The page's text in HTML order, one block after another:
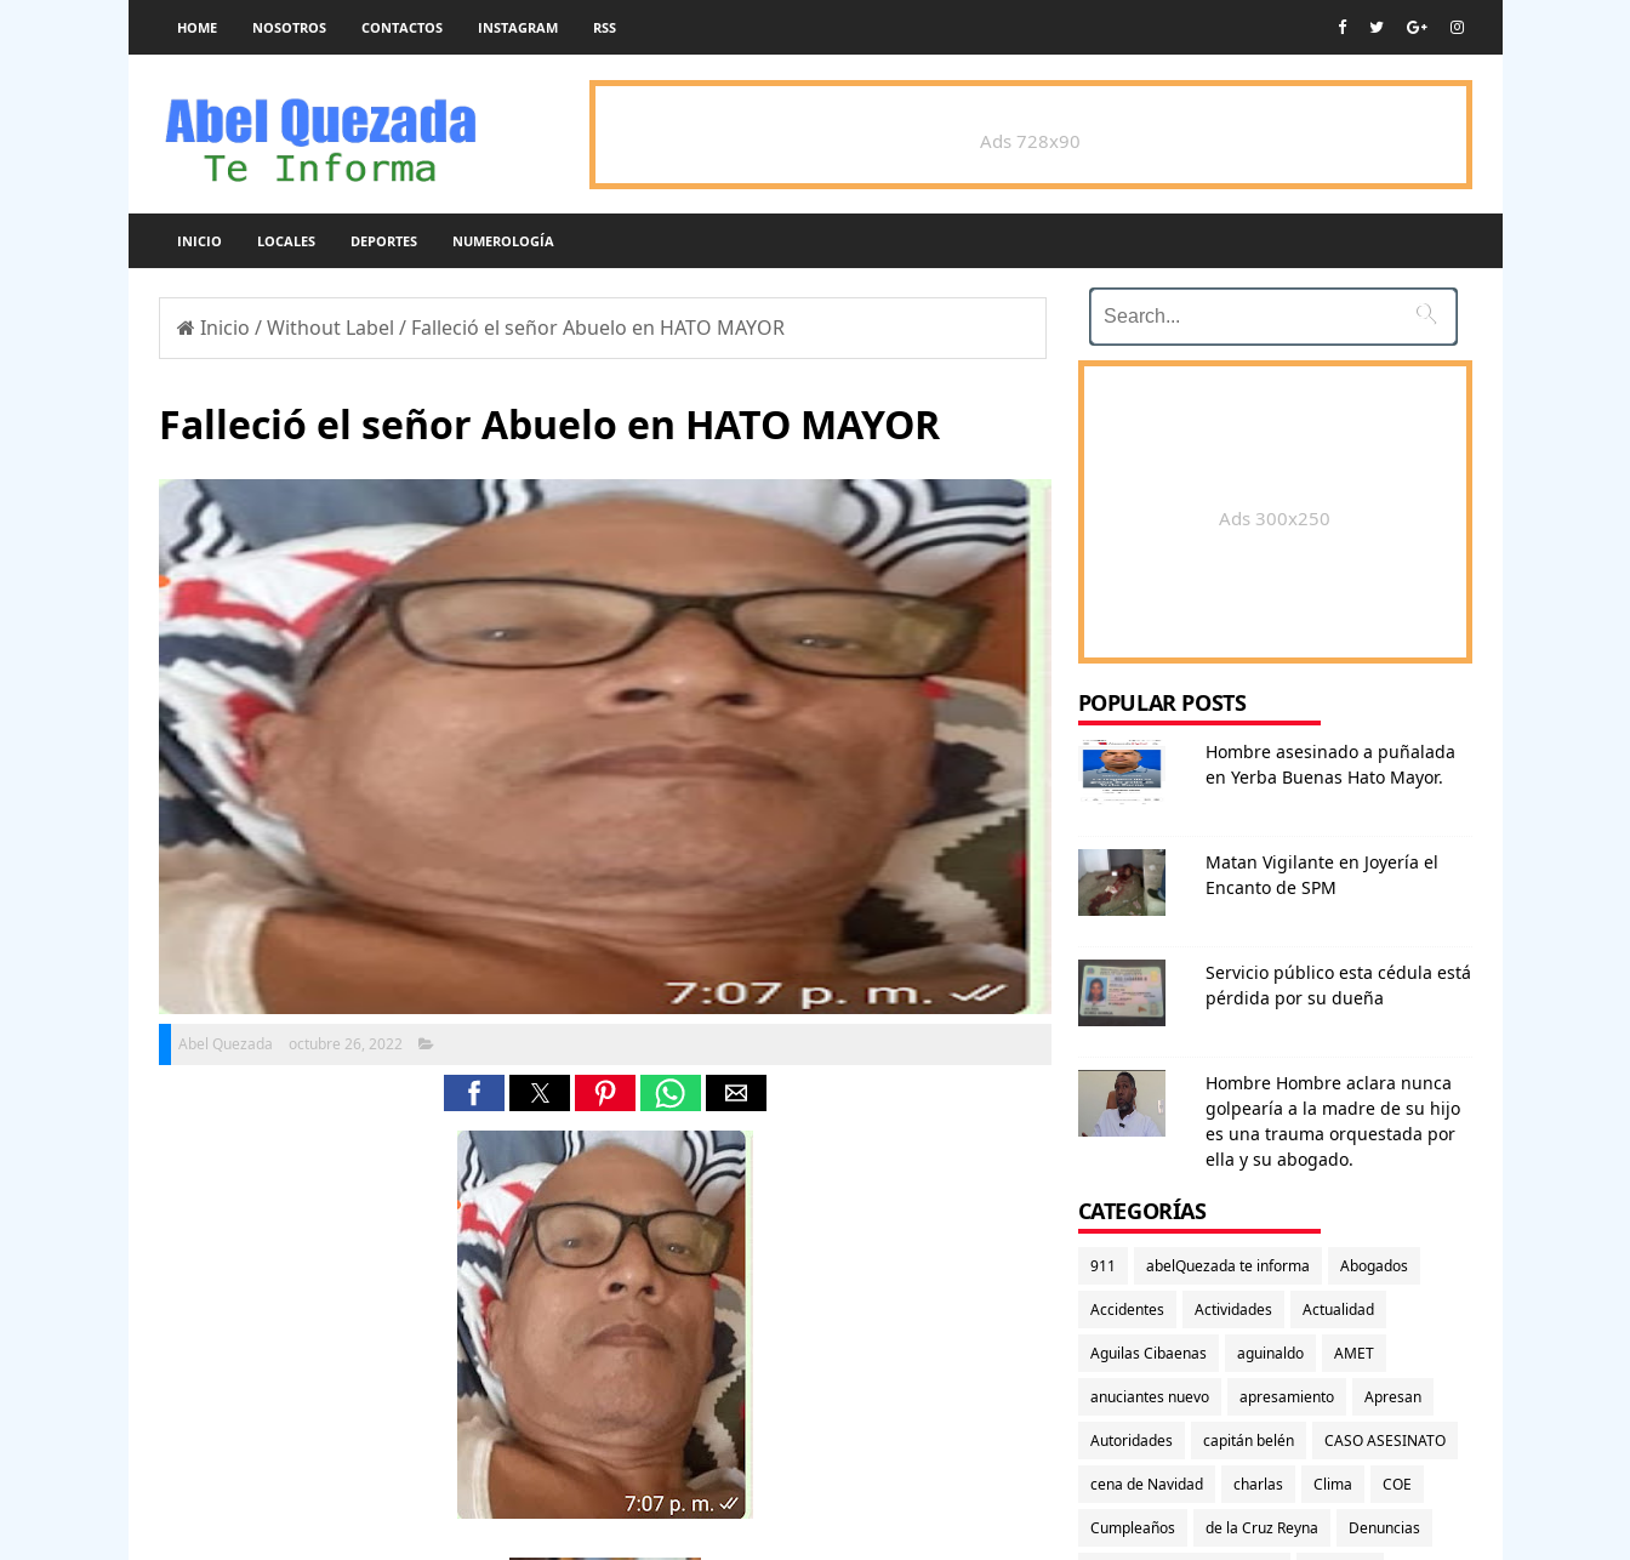
HOME NOSOTROS CONTACTOS INSTAGRAM RSS
Ads 728x90
INICIO LOCALES DEPORTES NUMEROLOGÍA
Inicio /Without Label / Falleció el señor Abuelo en HATO MAYOR
Falleció el señor Abuelo en HATO MAYOR
Abel Quezada octubre 26, 2022

Ads 300x250
POPULAR POSTS
Hombre asesinado a puñalada
en Yerba Buenas Hato Mayor.
Matan Vigilante en Joyería el
Encanto de SPM
Servicio público esta cédula está
pérdida por su dueña
Hombre Hombre aclara nunca
golpearía a la madre de su hijo
es una trauma orquestada por
ella y su abogado.
CATEGORÍAS
911 abelQuezada te informa Abogados
Accidentes Actividades Actualidad
Aguilas Cibaenas aguinaldo AMET
anuciantes nuevo apresamiento Apresan
Autoridades capitán belén CASO ASESINATO
cena de Navidad charlas Clima COE
Cumpleaños de la Cruz Reyna Denuncias